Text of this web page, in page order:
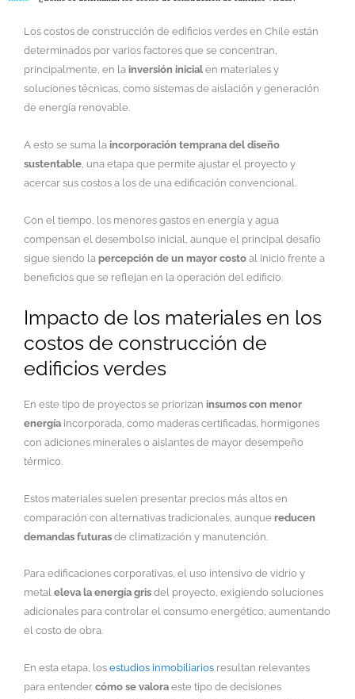
Los costos de construcción de edificios verdes en Chile están
determinados por varios factores que se concentran,
principalmente, en la inversión inicial en materiales y
soluciones técnicas, como sistemas de aislación y generación
de energía renovable.
A esto se suma la incorporación temprana del diseño
sustentable , una etapa que permite ajustar el proyecto y
acercar sus costos a los de una edificación convencional.
Con el tiempo, los menores gastos en energía y agua
compensan el desembolso inicial, aunque el principal desafío
sigue siendo la percepción de un mayor costo al inicio frente a
beneficios que se reflejan en la operación del edificio.
Impacto de los materiales en los
costos de construcción de
edificios verdes
En este tipo de proyectos se priorizan insumos con menor
energía incorporada, como maderas certificadas, hormigones
con adiciones minerales o aislantes de mayor desempeño
térmico.
Estos materiales suelen presentar precios más altos en
comparación con alternativas tradicionales, aunque reducen
demandas futuras de climatización y manutención.
Para edificaciones corporativas, el uso intensivo de vidrio y
metal eleva la energía gris del proyecto, exigiendo soluciones
adicionales para controlar el consumo energético, aumentando
el costo de obra.
En esta etapa, los estudios inmobiliarios resultan relevantes
para entender cómo se valora este tipo de decisiones